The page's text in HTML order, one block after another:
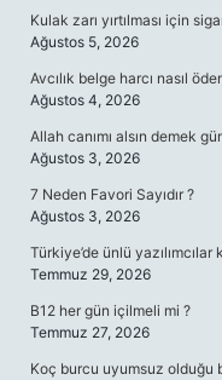
Kulak zarı yırtılması için
Ağustos 5, 2026
Avcılık belge harcı nasıl
Ağustos 4, 2026
Allah canımı alsın demek
Ağustos 3, 2026
7 Neden Favori Sayıdır ?
Ağustos 3, 2026
Türkiye’de ünlü yazılımcılar
Temmuz 29, 2026
B12 her gün içilmeli mi ?
Temmuz 27, 2026
Koç burcu uyumsuz olduğu